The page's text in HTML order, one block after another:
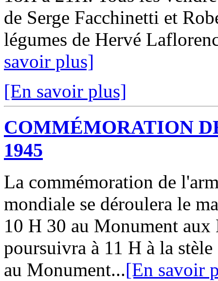
de Serge Facchinetti et
légumes de Hervé
savoir plus]
[En savoir plus]
COMMÉMORATION
1945
La commémoration de
mondiale se déroulera le
10 H 30 au Monument
poursuivra à 11 H à la
au Monument...[En savoir